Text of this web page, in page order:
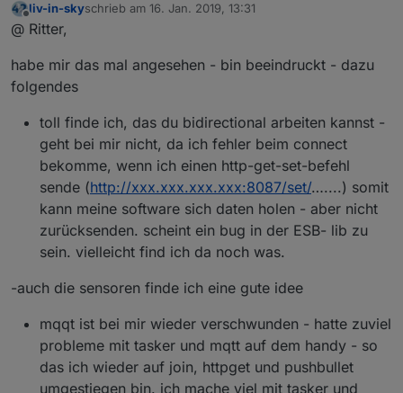
Offline
liv-in-skyschrieb am 16. Jan. 2019, 13:31
zuletzt editiert von
@ Ritter,
habe mir das mal angesehen - bin beeindruckt - dazu
folgendes
toll finde ich, das du bidirectional arbeiten kannst -
geht bei mir nicht, da ich fehler beim connect
bekomme, wenn ich einen http-get-set-befehl
sende (http://xxx.xxx.xxx.xxx:8087/set/…....) somit
kann meine software sich daten holen - aber nicht
zurücksenden. scheint ein bug in der ESB- lib zu
sein. vielleicht find ich da noch was.
-auch die sensoren finde ich eine gute idee
mqqt ist bei mir wieder verschwunden - hatte zuviel
probleme mit tasker und mqtt auf dem handy - so
das ich wieder auf join, httpget und pushbullet
umgestiegen bin. ich mache viel mit tasker und